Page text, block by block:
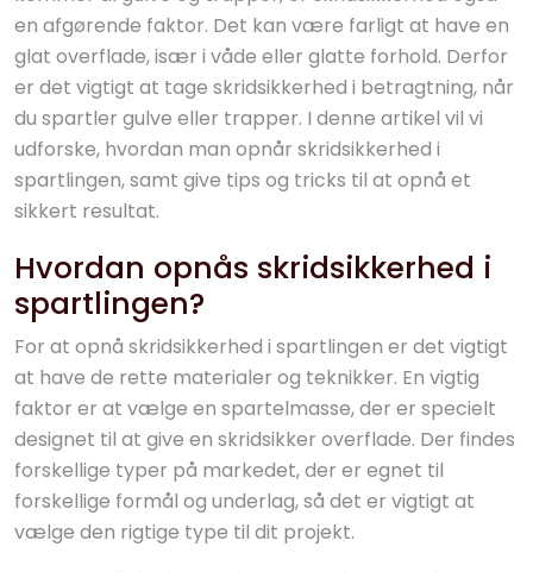
en afgørende faktor. Det kan være farligt at have en
glat overflade, især i våde eller glatte forhold. Derfor
er det vigtigt at tage skridsikkerhed i betragtning, når
du spartler gulve eller trapper. I denne artikel vil vi
udforske, hvordan man opnår skridsikkerhed i
spartlingen, samt give tips og tricks til at opnå et
sikkert resultat.
Hvordan opnås skridsikkerhed i
spartlingen?
For at opnå skridsikkerhed i spartlingen er det vigtigt
at have de rette materialer og teknikker. En vigtig
faktor er at vælge en spartelmasse, der er specielt
designet til at give en skridsikker overflade. Der findes
forskellige typer på markedet, der er egnet til
forskellige formål og underlag, så det er vigtigt at
vælge den rigtige type til dit projekt.